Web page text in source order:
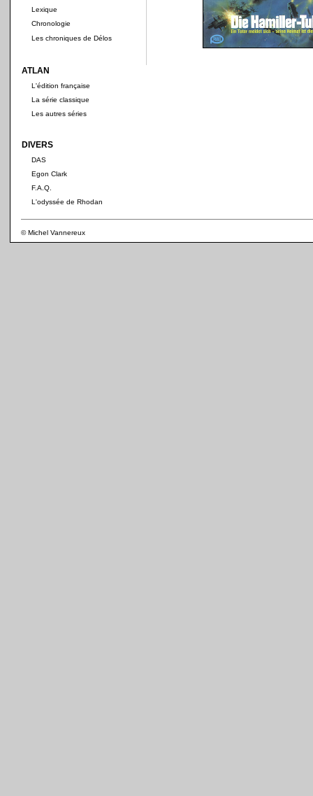
Lexique
Chronologie
Les chroniques de Délos
ATLAN
L'édition française
La série classique
Les autres séries
DIVERS
DAS
Egon Clark
F.A.Q.
L'odyssée de Rhodan
© Michel Vannereux